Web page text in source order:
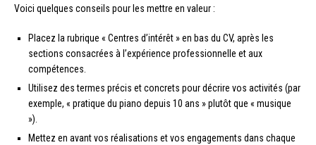
Voici quelques conseils pour les mettre en valeur :
Placez la rubrique « Centres d’intérêt » en bas du CV, après les
sections consacrées à l’expérience professionnelle et aux
compétences.
Utilisez des termes précis et concrets pour décrire vos activités (par
exemple, « pratique du piano depuis 10 ans » plutôt que « musique
»).
Mettez en avant vos réalisations et vos engagements dans chaque